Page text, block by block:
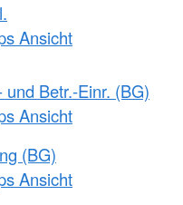
Ansicht
Betr.-Einr. (BG)
Ansicht
(BG)
Ansicht